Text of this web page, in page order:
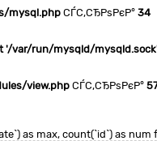
mysql.phpСЃС‚СЂРѕРєР°34
'/var/run/mysqld/
view.phpСЃС‚СЂРѕРєР°
as max, count(`id`) as